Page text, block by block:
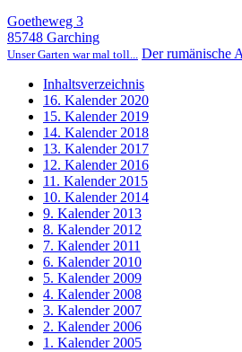
Goetheweg 3
85748 Garching
Unser Garten war mal toll... Der rumänische
Inhaltsverzeichnis
16. Kalender 2020
15. Kalender 2019
14. Kalender 2018
13. Kalender 2017
12. Kalender 2016
11. Kalender 2015
10. Kalender 2014
9. Kalender 2013
8. Kalender 2012
7. Kalender 2011
6. Kalender 2010
5. Kalender 2009
4. Kalender 2008
3. Kalender 2007
2. Kalender 2006
1. Kalender 2005